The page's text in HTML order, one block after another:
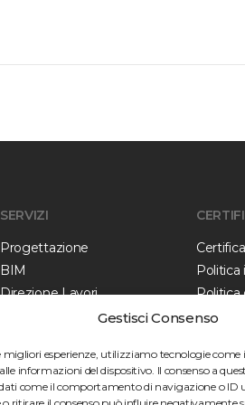
Gestisci Consenso
migliori esperienze, utilizziamo tecnologie
alle informazioni del dispositivo. Il consenso a
come il comportamento di navigazione o ID
SERVIZI
Progettazione
BIM
Direzione Lavori
Diagnostica
Politica
Politica